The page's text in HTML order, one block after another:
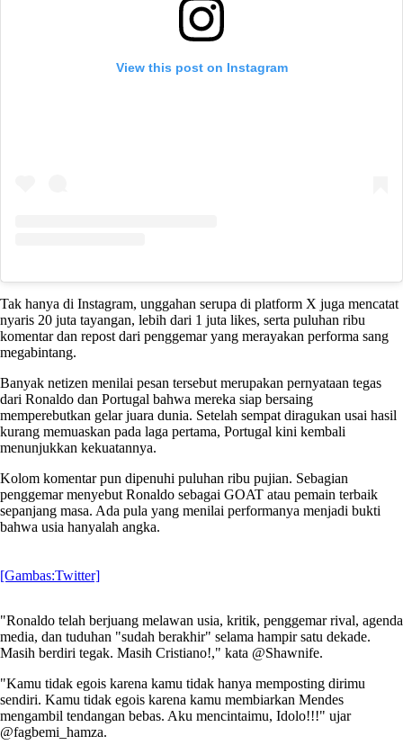
View this post on Instagram
Tak hanya di Instagram, unggahan serupa di platform X juga mencatat
nyaris 20 juta tayangan, lebih dari 1 juta likes, serta puluhan ribu
komentar dan repost dari penggemar yang merayakan performa sang
megabintang.
Banyak netizen menilai pesan tersebut merupakan pernyataan tegas
dari Ronaldo dan Portugal bahwa mereka siap bersaing
memperebutkan gelar juara dunia. Setelah sempat diragukan usai hasil
kurang memuaskan pada laga pertama, Portugal kini kembali
menunjukkan kekuatannya.
Kolom komentar pun dipenuhi puluhan ribu pujian. Sebagian
penggemar menyebut Ronaldo sebagai GOAT atau pemain terbaik
sepanjang masa. Ada pula yang menilai performanya menjadi bukti
bahwa usia hanyalah angka.
[Gambas:Twitter]
"Ronaldo telah berjuang melawan usia, kritik, penggemar rival, agenda
media, dan tuduhan "sudah berakhir" selama hampir satu dekade.
Masih berdiri tegak. Masih Cristiano!," kata @Shawnife.
"Kamu tidak egois karena kamu tidak hanya memposting dirimu
sendiri. Kamu tidak egois karena kamu membiarkan Mendes
mengambil tendangan bebas. Aku mencintaimu, Idolo!!!" ujar
@fagbemi_hamza.